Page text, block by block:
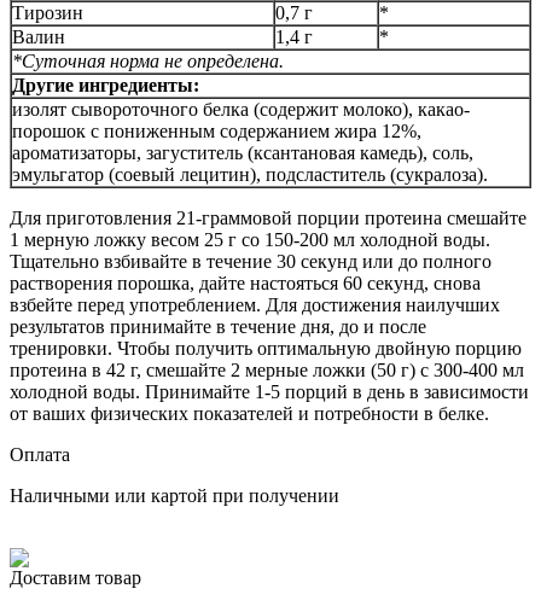
Тирозин
0,7 г
*
Валин
1,4 г
*
*Суточная норма не определена.
Другие ингредиенты:
изолят сывороточного белка (содержит молоко), какао-
порошок с пониженным содержанием жира 12%,
ароматизаторы, загуститель (ксантановая камедь), соль,
эмульгатор (соевый лецитин), подсластитель (сукралоза).
Для приготовления 21-граммовой порции протеина смешайте
1 мерную ложку весом 25 г со 150-200 мл холодной воды.
Тщательно взбивайте в течение 30 секунд или до полного
растворения порошка, дайте настояться 60 секунд, снова
взбейте перед употреблением. Для достижения наилучших
результатов принимайте в течение дня, до и после
тренировки. Чтобы получить оптимальную двойную порцию
протеина в 42 г, смешайте 2 мерные ложки (50 г) с 300-400 мл
холодной воды. Принимайте 1-5 порций в день в зависимости
от ваших физических показателей и потребности в белке.
Оплата
Наличными или картой при получении
Доставим товар